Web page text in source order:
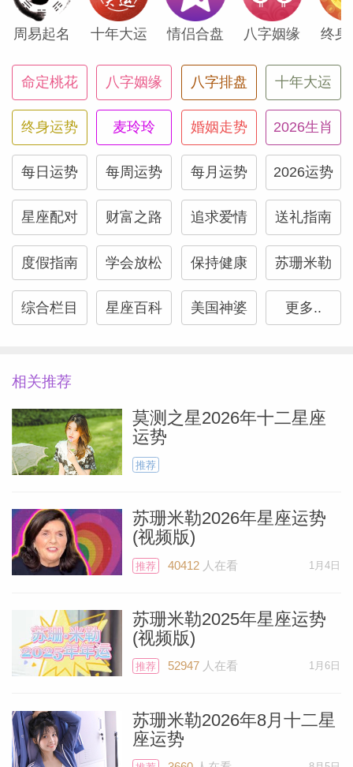
Miller）
周易起名 十年大运 情侣合盘 八字姻缘 终身
命定桃花 八字姻缘 八字排盘 十年大运
终身运势 麦玲玲 婚姻走势 2026生肖
每日运势 每周运势 每月运势 2026运势
星座配对 财富之路 追求爱情 送礼指南
度假指南 学会放松 保持健康 苏珊米勒
综合栏目 星座百科 美国神婆 更多..
相关推荐
莫测之星2026年十二星座
运势
推荐
苏珊米勒2026年星座运势
(视频版)
推荐 40412人在看 1月4日
苏珊米勒2025年星座运势
(视频版)
推荐 52947人在看 1月6日
苏珊米勒2026年8月十二星
座运势